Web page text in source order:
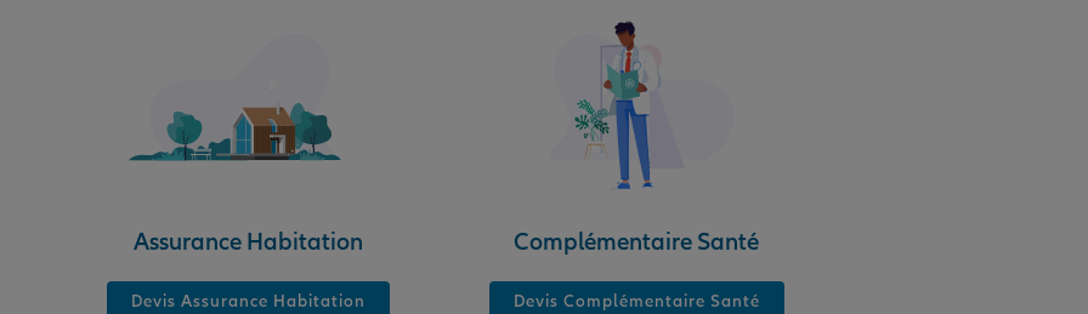
Assurance Habitation
Devis Assurance Habitation
Complémentaire Santé
Devis Complémentaire Santé